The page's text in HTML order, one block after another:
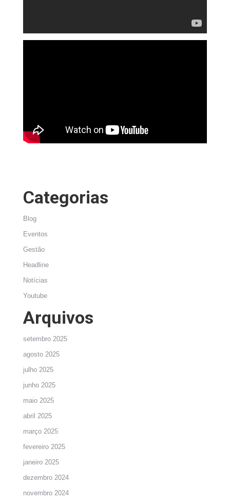
Categorias
Blog
Eventos
Gestão
Headline
Notícias
Youtube
Arquivos
setembro 2025
agosto 2025
julho 2025
junho 2025
maio 2025
abril 2025
março 2025
fevereiro 2025
janeiro 2025
dezembro 2024
novembro 2024